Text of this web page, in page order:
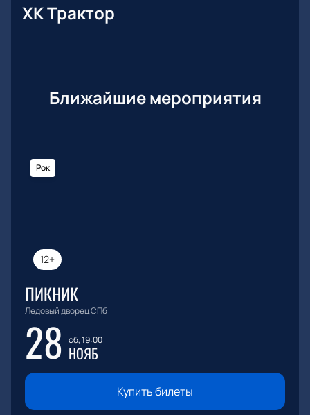
ХК Трактор
Ближайшие мероприятия
12+
Рок
ПИКНИК
Ледовый дворец СПб
28 сб, 19:00
НОЯБ
Купить билеты